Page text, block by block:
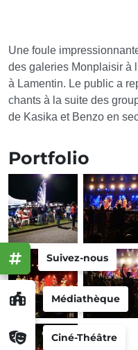
Médiathèque
Ciné-Théâtre
Suivez-nous
Une foule
des galeries Monplaisir à
à Lamentin. Le public a
chants à la suite des
de Kasika et Benzo en
Portfolio